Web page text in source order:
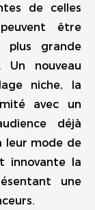
de celles
être
plus grande
Un nouveau
niche, la
avec un
déjà
leur mode de
innovante la
une